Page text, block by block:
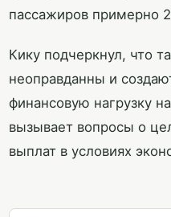
пассажиров примерно
Кику подчеркнул, что
неоправданны и
финансовую нагрузку
вызывает вопросы о
выплат в условиях